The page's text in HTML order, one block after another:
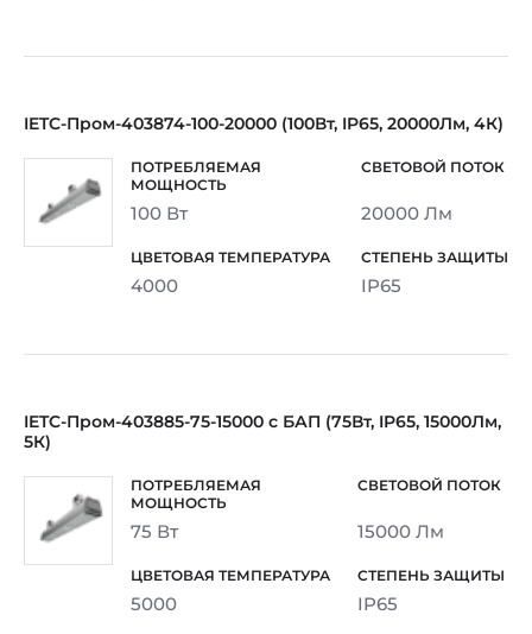
IETC-Пром-403874-100-20000 (100Вт, IP65, 20000Лм, 4К)
100 Вт 20000 Лм
4000 IP65
IETC-Пром-403885-75-15000 с БАП (75Вт, IP65, 15000Лм,
5К)
75 Вт 15000 Лм
5000 IP65